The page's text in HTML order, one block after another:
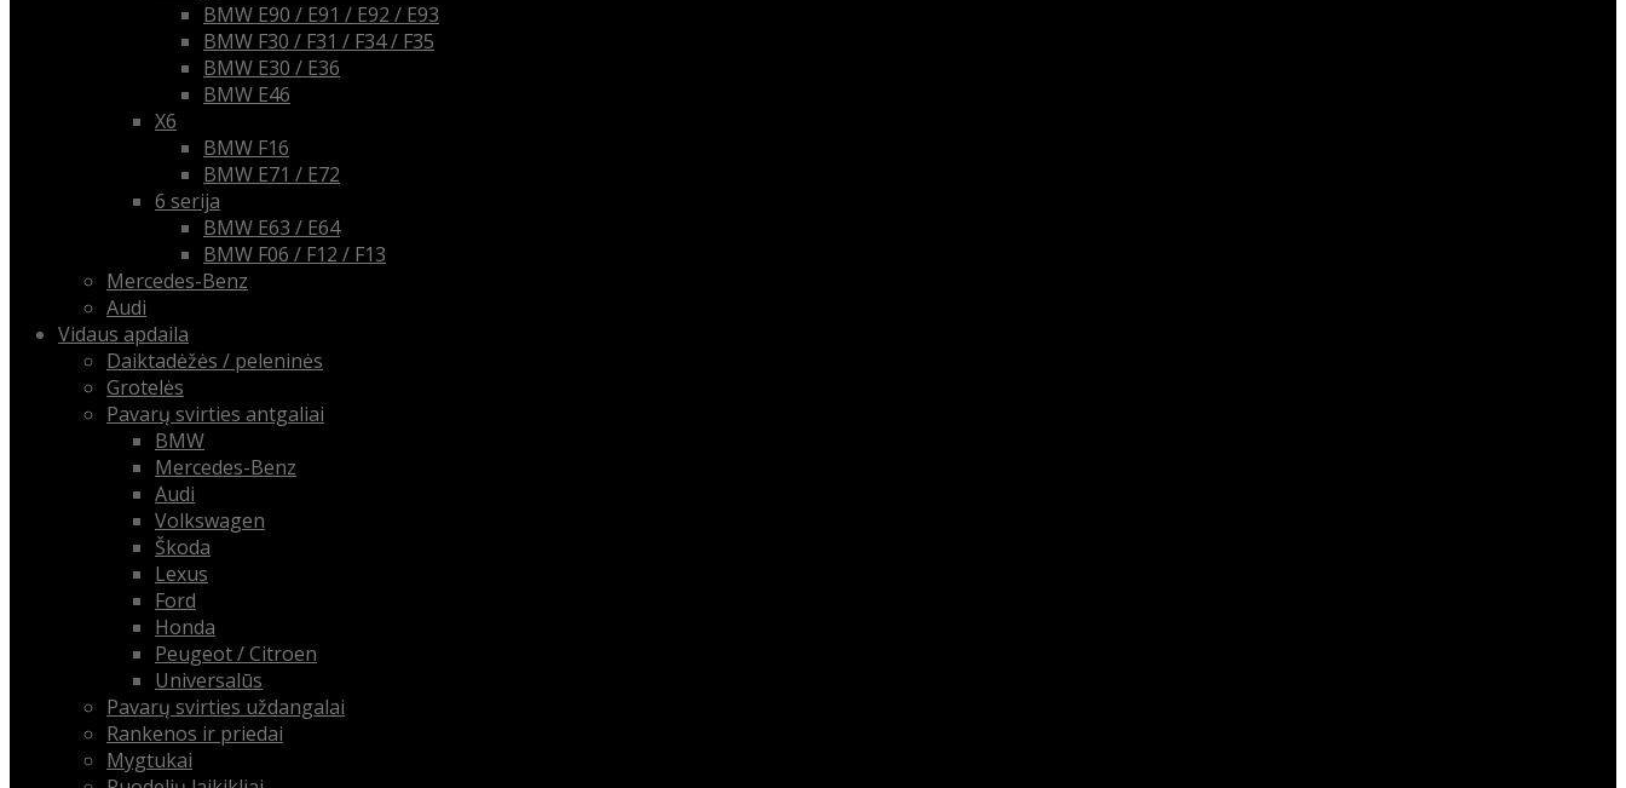
BMW E90 / E91 / E92 / E93
BMW F30 / F31 / F34 / F35
BMW E30 / E36
BMW E46
X6
BMW F16
BMW E71 / E72
6 serija
BMW E63 / E64
BMW F06 / F12 / F13
Mercedes-Benz
Audi
Vidaus apdaila
Daiktadėžės / peleninės
Grotelės
Pavarų svirties antgaliai
BMW
Mercedes-Benz
Audi
Volkswagen
Škoda
Lexus
Ford
Honda
Peugeot / Citroen
Universalūs
Pavarų svirties uždangalai
Rankenos ir priedai
Mygtukai